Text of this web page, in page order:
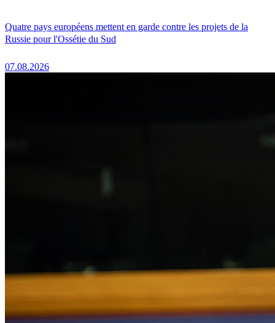
Quatre pays européens mettent en garde contre les projets de la
Russie pour l'Ossétie du Sud
07.08.2026